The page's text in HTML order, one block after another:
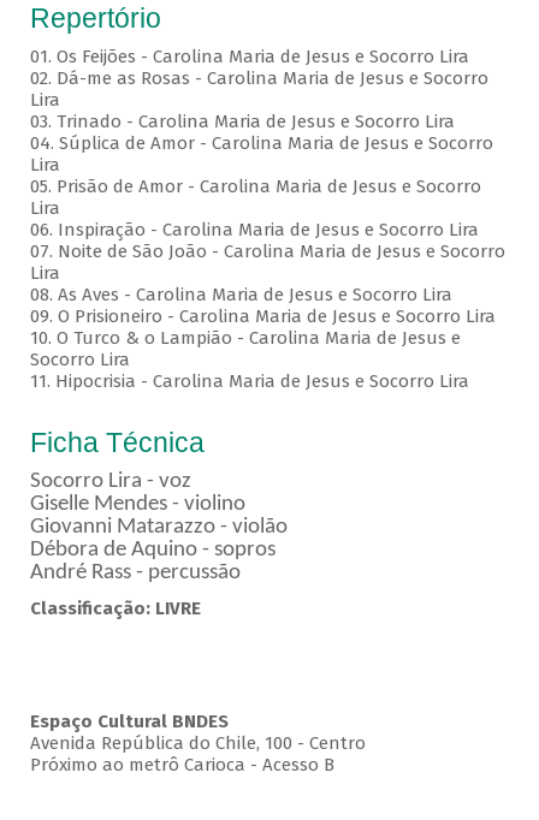
Repertório
01. Os Feijões - Carolina Maria de Jesus e Socorro Lira
02. Dá-me as Rosas - Carolina Maria de Jesus e Socorro
Lira
03. Trinado - Carolina Maria de Jesus e Socorro Lira
04. Súplica de Amor - Carolina Maria de Jesus e Socorro
Lira
05. Prisão de Amor - Carolina Maria de Jesus e Socorro
Lira
06. Inspiração - Carolina Maria de Jesus e Socorro Lira
07. Noite de São João - Carolina Maria de Jesus e Socorro
Lira
08. As Aves - Carolina Maria de Jesus e Socorro Lira
09. O Prisioneiro - Carolina Maria de Jesus e Socorro Lira
10. O Turco & o Lampião - Carolina Maria de Jesus e
Socorro Lira
11. Hipocrisia - Carolina Maria de Jesus e Socorro Lira
Ficha Técnica
Socorro Lira - voz
Giselle Mendes - violino
Giovanni Matarazzo - violão
Débora de Aquino - sopros
André Rass - percussão
Classificação: LIVRE
Espaço Cultural BNDES
Avenida República do Chile, 100 - Centro
Próximo ao metrô Carioca - Acesso B